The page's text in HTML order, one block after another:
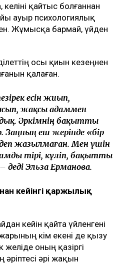
қайтыс болғаннан
ауыр психологиялық
Жұмысқа бармай, үйден
осы қиын кезеңнен
қалаған.
есін жиып,
жақсы адаммен
Әркімнің бақытты
Заңның еш жерінде «бір
жазылмаған. Мен үшін
тірі, күліп, бақытты
деді Эльза Ерманова.
кейінгі қаржылық
кейін қайта үйленгені
кім екені де қызу
оның қазіргі
әрі жақын